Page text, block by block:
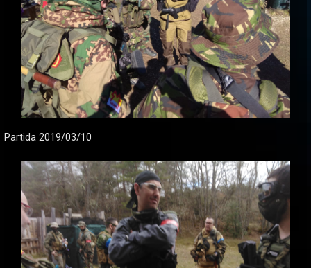
Partida 2019/03/10